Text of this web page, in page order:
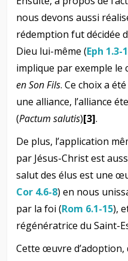
nous devons aussi
rédemption fut décidée
Dieu lui-même (Eph 1.3-
implique par exemple le
en Son Fils. Ce choix a
une alliance, l’alliance
(Pactum salutis)[3].
De plus, l’application
par Jésus-Christ est
salut des élus est une
Cor 4.6-8) en nous
par la foi (Rom 6.1-15),
régénératrice du Saint-
Cette œuvre